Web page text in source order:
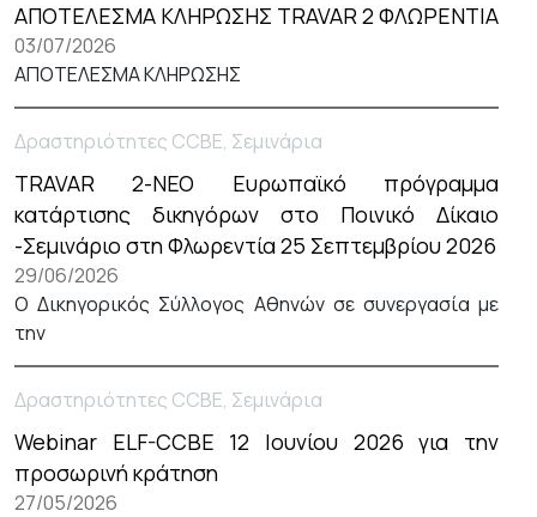
ΑΠΟΤΕΛΕΣΜΑ ΚΛΗΡΩΣΗΣ TRAVAR 2 ΦΛΩΡΕΝΤΙΑ
03/07/2026
ΑΠΟΤΕΛΕΣΜΑ ΚΛΗΡΩΣΗΣ
Δραστηριότητες CCBE, Σεμινάρια
TRAVAR 2-NEO Ευρωπαϊκό πρόγραμμα
κατάρτισης δικηγόρων στο Ποινικό Δίκαιο
-Σεμινάριο στη Φλωρεντία 25 Σεπτεμβρίου 2026
29/06/2026
Ο Δικηγορικός Σύλλογος Αθηνών σε συνεργασία με
την
Δραστηριότητες CCBE, Σεμινάρια
Webinar ELF-CCBE 12 Ιουνίου 2026 για την
προσωρινή κράτηση
27/05/2026